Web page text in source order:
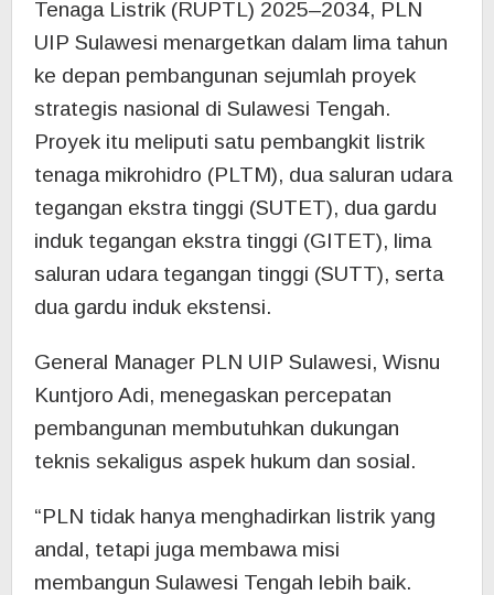
Tenaga Listrik (RUPTL) 2025–2034, PLN
UIP Sulawesi menargetkan dalam lima tahun
ke depan pembangunan sejumlah proyek
strategis nasional di Sulawesi Tengah.
Proyek itu meliputi satu pembangkit listrik
tenaga mikrohidro (PLTM), dua saluran udara
tegangan ekstra tinggi (SUTET), dua gardu
induk tegangan ekstra tinggi (GITET), lima
saluran udara tegangan tinggi (SUTT), serta
dua gardu induk ekstensi.
General Manager PLN UIP Sulawesi, Wisnu
Kuntjoro Adi, menegaskan percepatan
pembangunan membutuhkan dukungan
teknis sekaligus aspek hukum dan sosial.
“PLN tidak hanya menghadirkan listrik yang
andal, tetapi juga membawa misi
membangun Sulawesi Tengah lebih baik.